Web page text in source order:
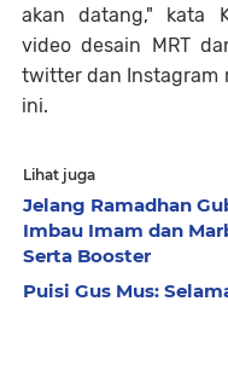
akan datang," kata
video desain MRT
twitter dan Instagram
ini.
Lihat juga
Jelang Ramadhan
Imbau Imam dan
Serta Booster
Puisi Gus Mus: